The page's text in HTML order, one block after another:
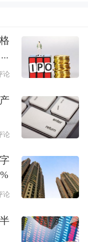
增长、传统
、储能、人
需求增速进一
、光伏领域增
费短期内难有
持续发力，成
消费需求呈
论
论
论